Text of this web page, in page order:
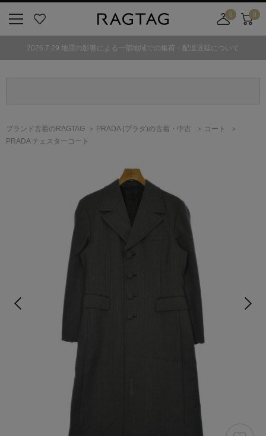
気
0
舗
カ
ト
0
2026.7.29 地震の影響による一部地域での集荷・配送遅延について
ブランド古着のRAGTAG PRADA (プラダ)の古着・中古
コート
PRADA チェスターコート